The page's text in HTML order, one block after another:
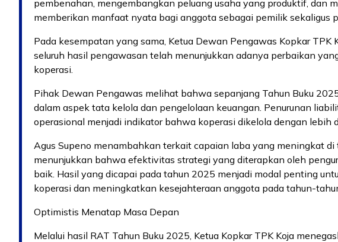
pembenahan, mengembangkan peluang usaha yang produktif, dan
memberikan manfaat nyata bagi anggota sebagai pemilik sekaligus
Pada kesempatan yang sama, Ketua Dewan Pengawas Kopkar TPK
seluruh hasil pengawasan telah menunjukkan adanya perbaikan
koperasi.
Pihak Dewan Pengawas melihat bahwa sepanjang Tahun Buku
dalam aspek tata kelola dan pengelolaan keuangan. Penurunan
operasional menjadi indikator bahwa koperasi dikelola dengan lebih
Agus Supeno menambahkan terkait capaian laba yang meningkat
menunjukkan bahwa efektivitas strategi yang diterapkan oleh
baik. Hasil yang dicapai pada tahun 2025 menjadi modal penting
koperasi dan meningkatkan kesejahteraan anggota pada tahun-
Optimistis Menatap Masa Depan
Melalui hasil RAT Tahun Buku 2025, Ketua Kopkar TPK Koja